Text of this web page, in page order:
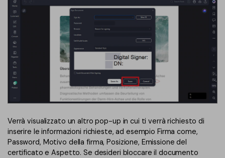
Verrà visualizzato un altro pop-up in cui ti verrà richiesto di
inserire le informazioni richieste, ad esempio Firma come,
Password, Motivo della firma, Posizione, Emissione del
certificato e Aspetto. Se desideri bloccare il documento